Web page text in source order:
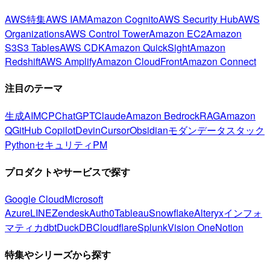
AWS特集AWS IAMAmazon CognitoAWS Security HubAWS
OrganizationsAWS Control TowerAmazon EC2Amazon
S3S3 TablesAWS CDKAmazon QuickSightAmazon
RedshiftAWS AmplifyAmazon CloudFrontAmazon Connect
注目のテーマ
生成AIMCPChatGPTClaudeAmazon BedrockRAGAmazon
QGitHub CopilotDevinCursorObsidianモダンデータスタック
PythonセキュリティPM
プロダクトやサービスで探す
Google CloudMicrosoft
AzureLINEZendeskAuth0TableauSnowflakeAlteryxインフォ
マティカdbtDuckDBCloudflareSplunkVision OneNotion
特集やシリーズから探す